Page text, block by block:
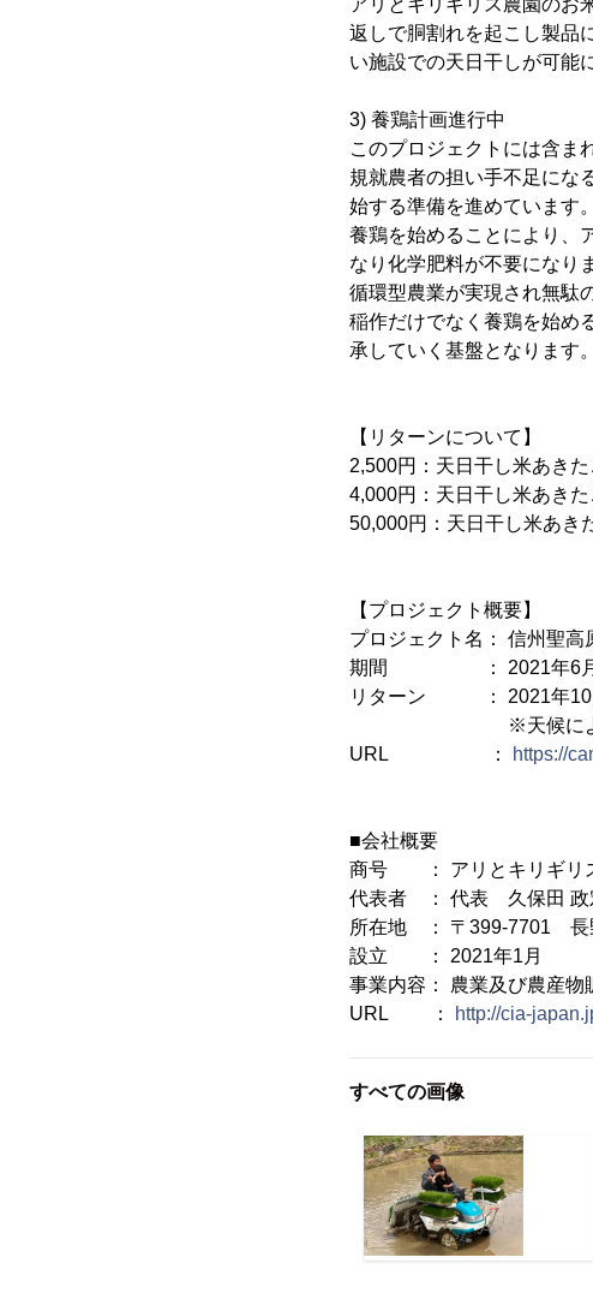
返しで胴割れを起こし製品
い施設での天日干しが可能
3) 養鶏計画進行中
このプロジェクトには含ま
規就農者の担い手不足にな
始する準備を進めています。
養鶏を始めることにより、
なり化学肥料が不要になり
循環型農業が実現され無駄
稲作だけでなく養鶏を始め
承していく基盤となります。
【リターンについて】
2,500円：天日干し米あき
4,000円：天日干し米あき
50,000円：天日干し米あ
【プロジェクト概要】
プロジェクト名： 信州聖
期間 ： 2021年6月6
リターン ： 2021年10
※天候により収穫が
URL ：
https://
■会社概要
商号 ： アリとキリギリ
代表者 ： 代表 久保田 政
所在地 ： 〒399-7701 長
設立 ： 2021年1月
事業内容： 農業及び農産物
URL ：
http://cia-
すべての画像